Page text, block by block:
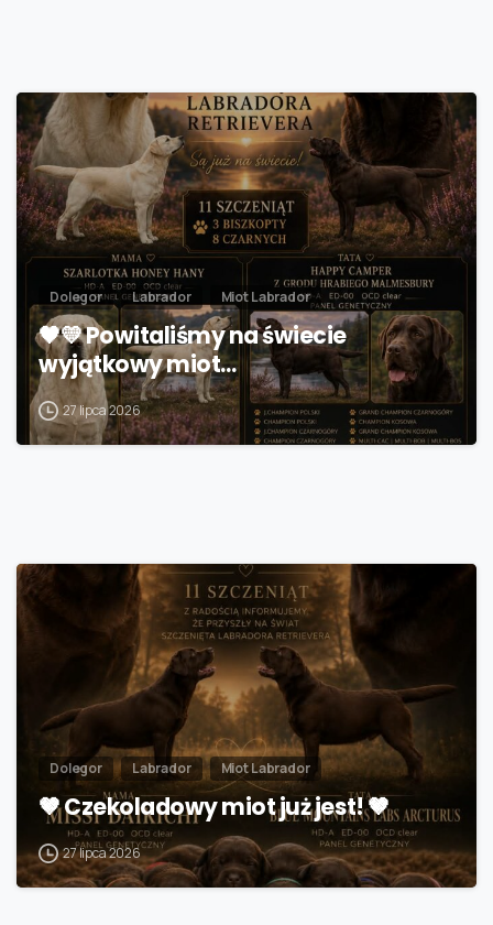
Dolegor Labrador Miot Labrador
🖤💛 Powitaliśmy na świecie
wyjątkowy miot…
27 lipca 2026
Dolegor Labrador Miot Labrador
🤎 Czekoladowy miot już jest! 🤎
27 lipca 2026